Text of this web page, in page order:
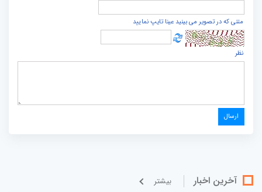
متنی که در تصویر می بینید عینا تایپ نمایید
نظر
آخرین اخبار بيشتر